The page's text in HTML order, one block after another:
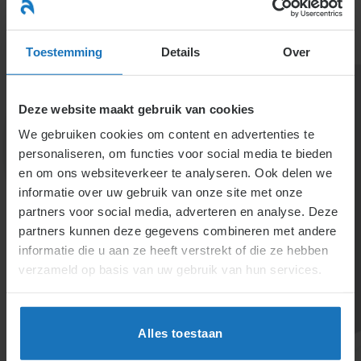
Toestemming Details Over
Deze website maakt gebruik van cookies
We gebruiken cookies om content en advertenties te
personaliseren, om functies voor social media te bieden
en om ons websiteverkeer te analyseren. Ook delen we
informatie over uw gebruik van onze site met onze
partners voor social media, adverteren en analyse. Deze
partners kunnen deze gegevens combineren met andere
informatie die u aan ze heeft verstrekt of die ze hebben
verzameld op basis van uw gebruik van hun services.
Alles toestaan
naar
inhoud
2.7.3 Aansprakelijkheid
werknemer tegenover
werkgever
Bij schade tijdens werk is de medewerker alleen